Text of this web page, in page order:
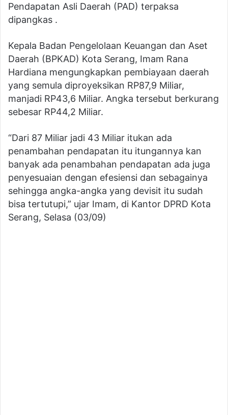
Pendapatan Asli Daerah (PAD) terpaksa
dipangkas .
Kepala Badan Pengelolaan Keuangan dan Aset
Daerah (BPKAD) Kota Serang, Imam Rana
Hardiana mengungkapkan pembiayaan daerah
yang semula diproyeksikan RP87,9 Miliar,
manjadi RP43,6 Miliar. Angka tersebut berkurang
sebesar RP44,2 Miliar.
“Dari 87 Miliar jadi 43 Miliar itukan ada
penambahan pendapatan itu itungannya kan
banyak ada penambahan pendapatan ada juga
penyesuaian dengan efesiensi dan sebagainya
sehingga angka-angka yang devisit itu sudah
bisa tertutupi,” ujar Imam, di Kantor DPRD Kota
Serang, Selasa (03/09)